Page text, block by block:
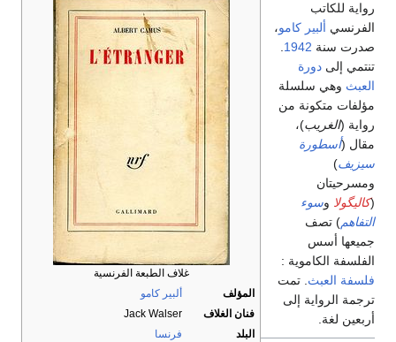
غلاف الطبعة الفرنسية
المؤلف
ألبير كامو
فنان الغلاف
Jack Walser
البلد
فرنسا
رواية للكاتب
الفرنسي ألبير كامو،
صدرت سنة 1942
تنتمي إلى دورة
العبث وهي سلسلة
مؤلفات متكونة من
رواية (الغريب)،
مقال (أسطورة
سيزيف)
ومسرحيتان
(كاليگولا وسوء
التفاهم) تصف
جميعها أسس
الفلسفة الكاموية :
فلسفة العبث . تمت
ترجمة الرواية إلى
أربعين لغة.